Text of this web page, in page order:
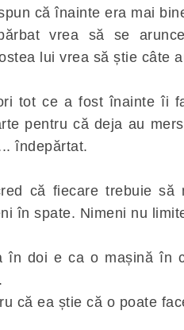
că înainte era mai
vrea să se
lui vrea să știe câte
tot ce a fost înainte îi
pentru că deja au
îndepărtat.
că fiecare trebuie să
în spate. Nimeni nu
în doi e ca o mașină în
că ea știe că o poate